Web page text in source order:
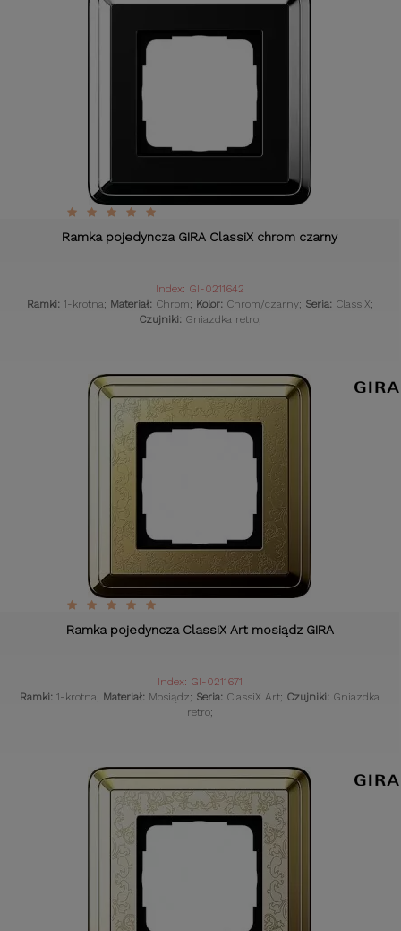
Ramka pojedyncza GIRA ClassiX chrom czarny
Index: GI-0211642
Ramki: 1-krotna; Materiał: Chrom; Kolor: Chrom/czarny; Seria: ClassiX;
Czujniki: Gniazdka retro;
Ramka pojedyncza ClassiX Art mosiądz GIRA
Index: GI-0211671
Ramki: 1-krotna; Materiał: Mosiądz; Seria: ClassiX Art; Czujniki: Gniazdka
retro;